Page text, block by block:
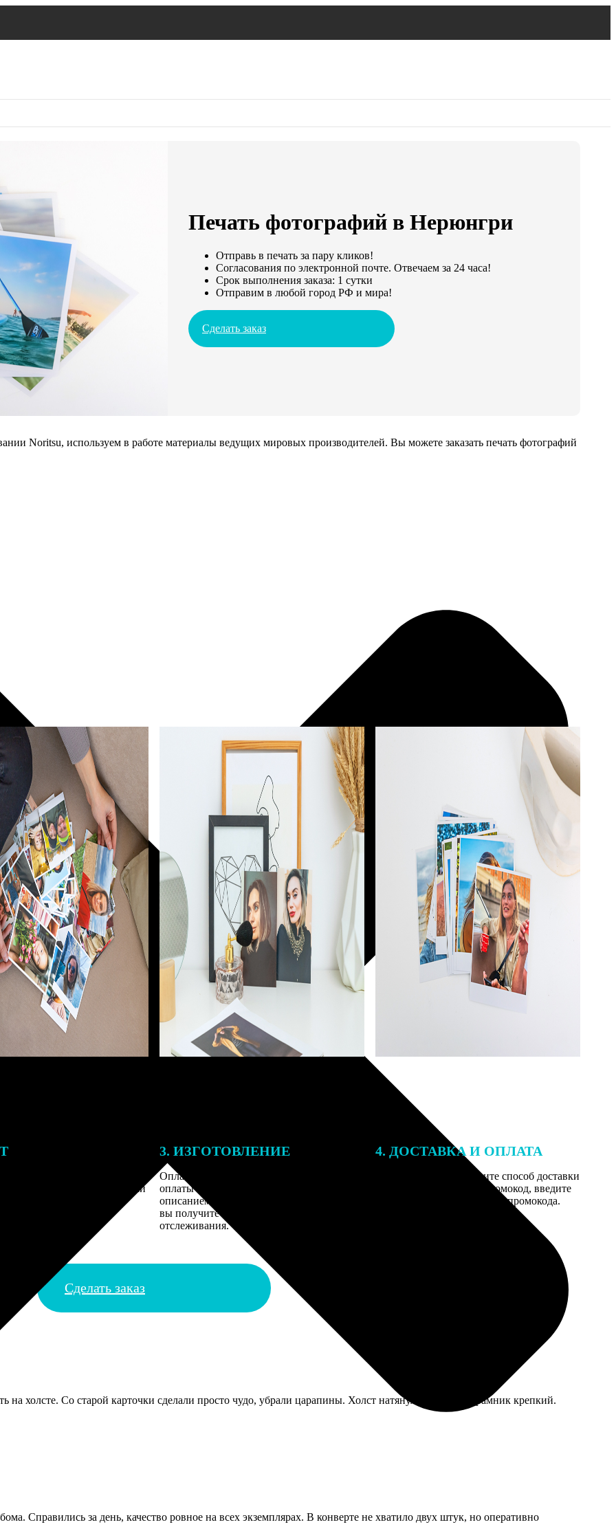
Печать фотографий в Нерюнгри
Отправь в печать за пару кликов!
Согласования по электронной почте. Отвечаем за 24 часа!
Срок выполнения заказа: 1 сутки
Отправим в любой город РФ и мира!
Сделать заказ
Noritsu, используем в работе материалы ведущих мировых производителей. Вы можете заказать печать фотографий
могут связаться с Вами
3. ИЗГОТОВЛЕНИЕ
Оплатите заказ банковской картой. После
оплаты получите подтверждение на email с
описанием заказа. Когда отправим заказ,
вы получите письмо с трек-номером для
отслеживания.
4. ДОСТАВКА И ОПЛАТА
Введите адрес и выберите способ доставки
заказа. Если у вас есть промокод, введите
его в специальное поле для промокода.
Сделать заказ
на холсте. Со старой карточки сделали просто чудо, убрали царапины. Холст натянули ровно, подрамник крепкий.
Справились за день, качество ровное на всех экземплярах. В конверте не хватило двух штук, но оперативно